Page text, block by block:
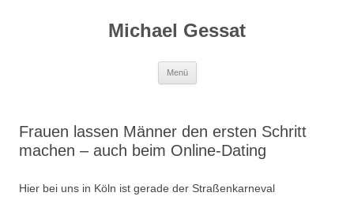
Michael Gessat
Menü
Frauen lassen Männer den ersten Schritt
machen – auch beim Online-Dating
Hier bei uns in Köln ist gerade der Straßenkarneval